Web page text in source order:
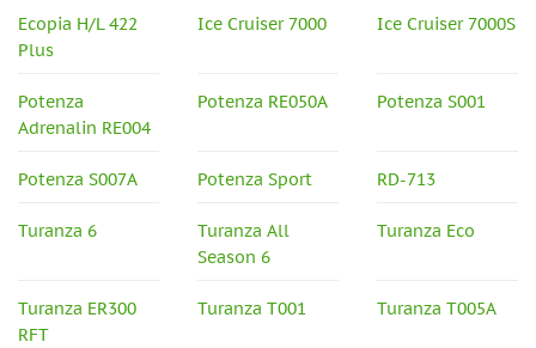
Ecopia H/L 422
Plus
Ice Cruiser 7000 Ice Cruiser 7000S
Potenza
Adrenalin RE004
Potenza RE050A Potenza S001
Potenza S007A Potenza Sport RD-713
Turanza 6
Turanza All
Season 6
Turanza Eco
Turanza ER300
RFT
Turanza T001 Turanza T005A